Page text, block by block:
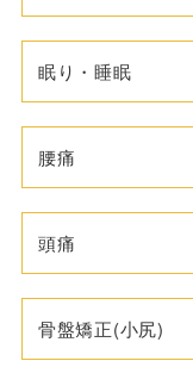
眠り・睡眠
腰痛
頭痛
骨盤矯正(小尻)